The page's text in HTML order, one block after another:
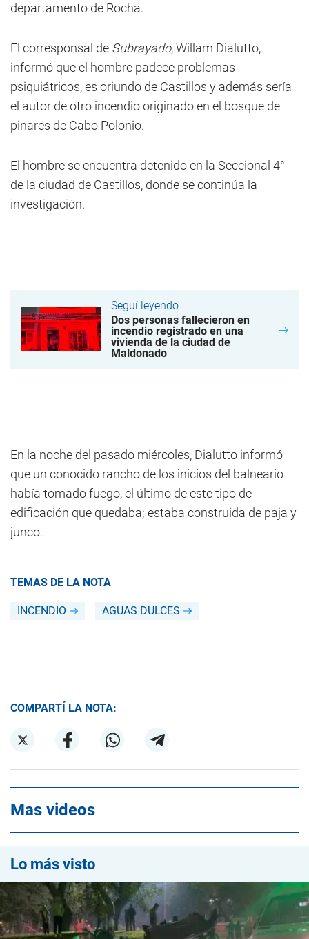
departamento de Rocha.
El corresponsal de Subrayado, Willam Dialutto,
informó que el hombre padece problemas
psiquiátricos, es oriundo de Castillos y además sería
el autor de otro incendio originado en el bosque de
pinares de Cabo Polonio.
El hombre se encuentra detenido en la Seccional 4°
de la ciudad de Castillos, donde se continúa la
investigación.
Seguí leyendo
Dos personas fallecieron en
incendio registrado en una
vivienda de la ciudad de
Maldonado
En la noche del pasado miércoles, Dialutto informó
que un conocido rancho de los inicios del balneario
había tomado fuego, el último de este tipo de
edificación que quedaba; estaba construida de paja y
junco.
TEMAS DE LA NOTA
INCENDIO AGUAS DULCES
COMPARTÍ LA NOTA:
Mas videos
Lo más visto